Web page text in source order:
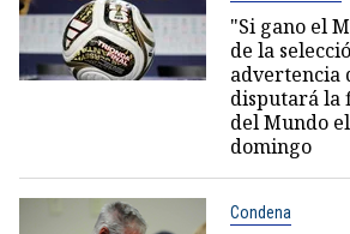
"Si gano el
de la
advertencia
disputará la
del Mundo
domingo
Condena